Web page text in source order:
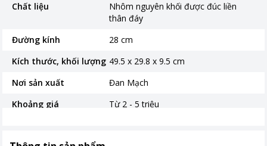
Chất liệu
Nhôm nguyên khối được đúc liền
thân đáy
Đường kính
28 cm
Kích thước, khối lượng 49.5 x 29.8 x 9.5 cm
Nơi sản xuất
Đan Mạch
Khoảng giá
Từ 2 - 5 triệu